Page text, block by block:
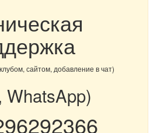
сайтом, добавление в чат)
WhatsApp)